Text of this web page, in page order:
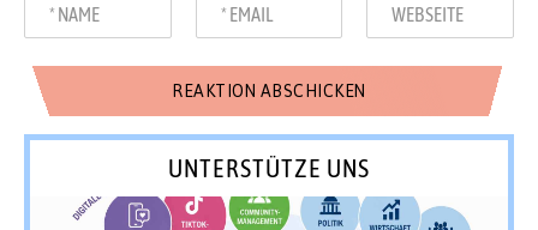
UNTERSTÜTZE UNS